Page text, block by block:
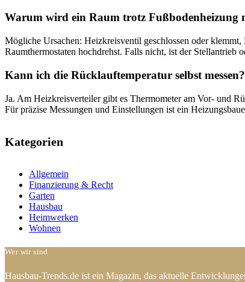
Warum wird ein Raum trotz Fußbodenheizung
Mögliche Ursachen: Heizkreisventil geschlossen oder
Raumthermostaten hochdrehst. Falls nicht, ist der Stellantrieb
Kann ich die Rücklauftemperatur selbst messen?
Ja. Am Heizkreisverteiler gibt es Thermometer am Vor- und
Für präzise Messungen und Einstellungen ist ein
Kategorien
Allgemein
Finanzierung & Recht
Garten
Hausbau
Heimwerken
Wohnen
Wer wir sind
Hausbau-Trends.de ist ein Magazin, das aktuelle